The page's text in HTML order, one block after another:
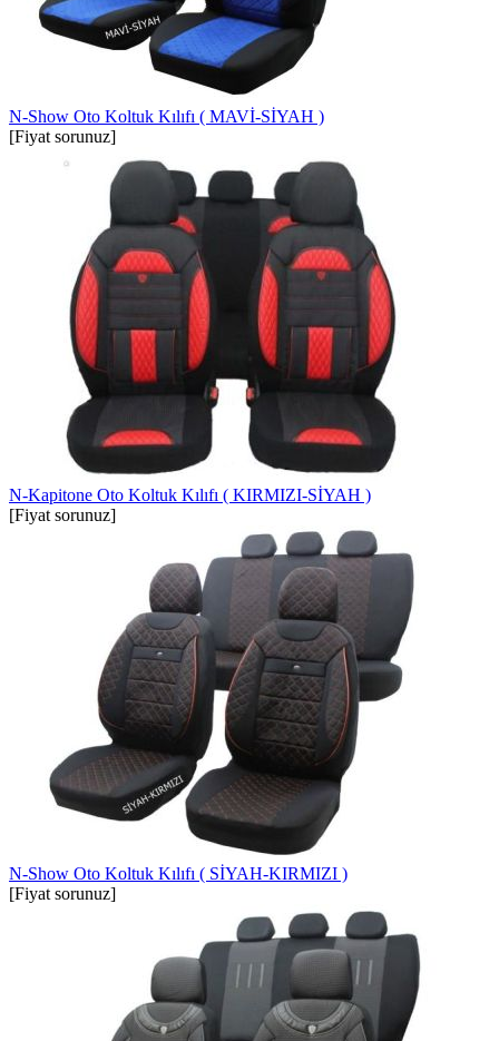
N-Show Oto Koltuk Kılıfı ( MAVİ-SİYAH )
[Fiyat sorunuz]
N-Kapitone Oto Koltuk Kılıfı ( KIRMIZI-SİYAH )
[Fiyat sorunuz]
N-Show Oto Koltuk Kılıfı ( SİYAH-KIRMIZI )
[Fiyat sorunuz]